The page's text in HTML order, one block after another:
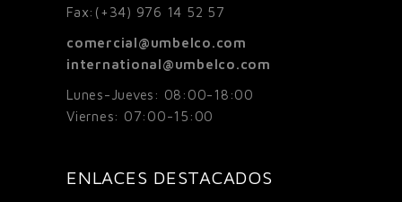
Fax: (+34) 976 14 52 57
comercial@umbelco.com
international@umbelco.com
Lunes-Jueves: 08:00-18:00
Viernes: 07:00-15:00
ENLACES DESTACADOS